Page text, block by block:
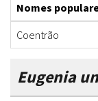
Nomes
Coentrão
Eugenia